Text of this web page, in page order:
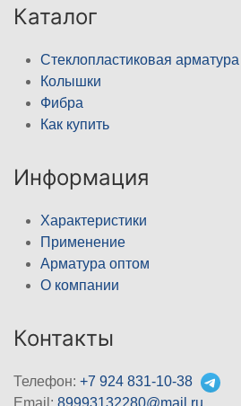
Каталог
Стеклопластиковая арматура
Колышки
Фибра
Как купить
Информация
Характеристики
Применение
Арматура оптом
О компании
Контакты
Телефон: +7 924 831-10-38
Email: 89993132280@mail.ru